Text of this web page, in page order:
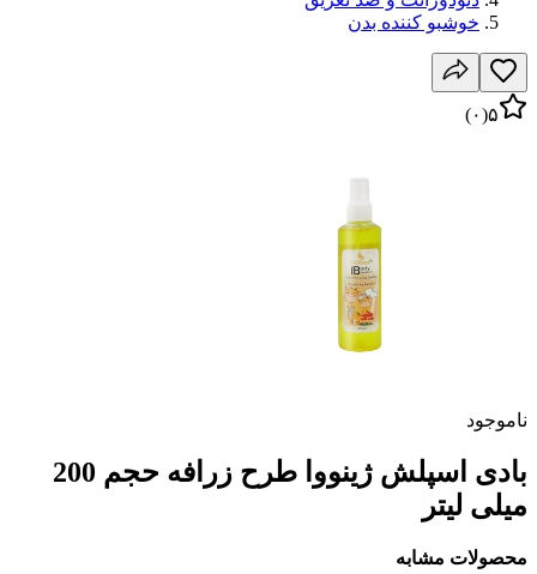
خوشبو کننده بدن
۵(۰)
ناموجود
بادی اسپلش ژینووا طرح زرافه حجم 200
میلی لیتر
محصولات مشابه